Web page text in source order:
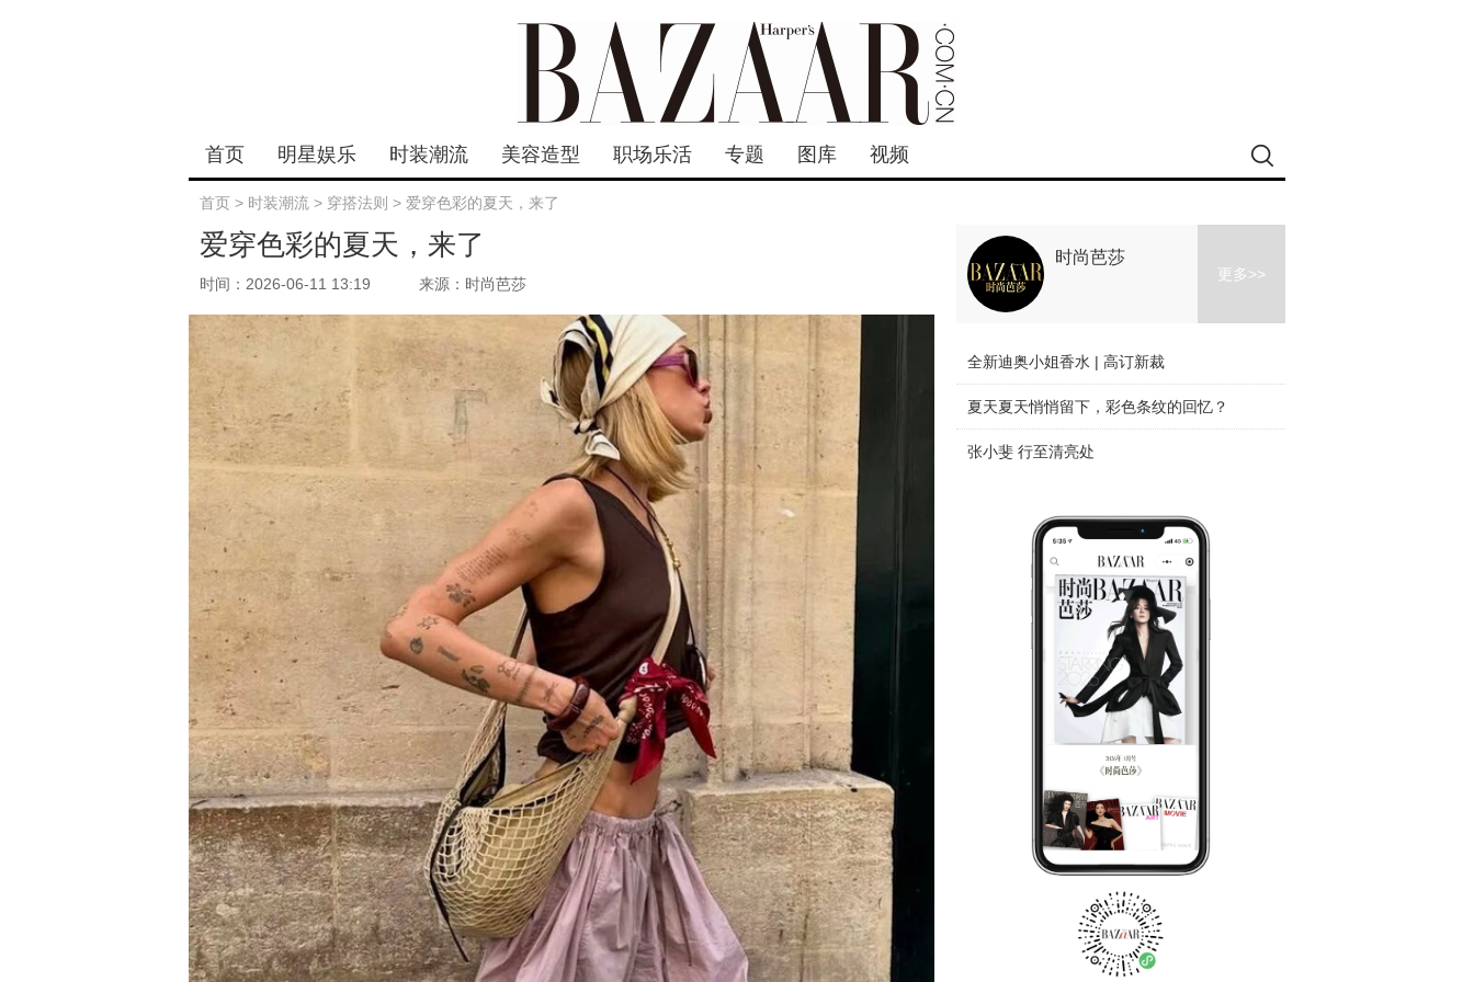
首页 明星娱乐 时装潮流 美容造型 职场乐活 专题 图库 视频
首页 > 时装潮流 > 穿搭法则 > 爱穿色彩的夏天，来了
爱穿色彩的夏天，来了
时间：2026-06-11 13:19 来源：时尚芭莎
时尚芭莎
更多>>
全新迪奥小姐香水 | 高订新裁
夏天夏天悄悄留下，彩色条纹的回忆？
张小斐 行至清亮处